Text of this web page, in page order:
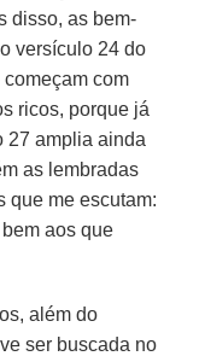
disso, as bem-
versículo 24 do
com
ricos, porque já
27 amplia ainda
as lembradas
que me escutam:
aos que
além do
ser buscada no